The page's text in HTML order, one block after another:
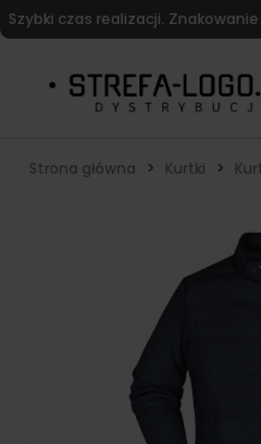
Szybki czas realizacji.
Strona główna Kurtki